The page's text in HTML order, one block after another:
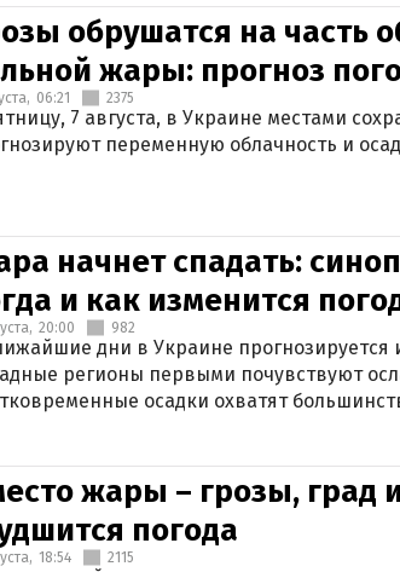
обрушатся на часть
жары: прогноз
06:21 2375
7 августа, в Украине местами
переменную облачность и
начнет спадать:
и как изменится
20:00 982
дни в Украине прогнозируется
регионы первыми почувствуют
осадки охватят
жары – грозы, град
погода
18:54 2115